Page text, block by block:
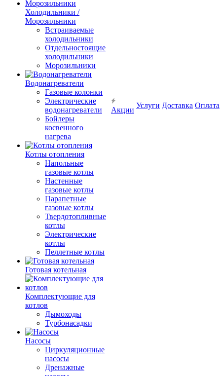
Холодильники /
Морозильники
Встраиваемые
холодильники
Отдельностоящие
холодильники
Морозильники
Водонагреватели
Газовые колонки
Электрические
водонагреватели
Бойлеры
косвенного
нагрева
Котлы отопления
Напольные
газовые котлы
Настенные
газовые котлы
Парапетные
газовые котлы
Твердотопливные
котлы
Электрические
котлы
Пеллетные котлы
Готовая котельная
Комплектующие для
котлов
Дымоходы
Турбонасадки
Насосы
Циркуляционные
насосы
Дренажные
Акции
Услуги Доставка Оплата